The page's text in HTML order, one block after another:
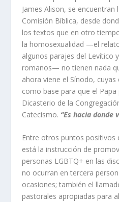
James Alison, se
Comisión Bíblica, desde
los textos que en otro
la homosexualidad —el
algunos parajes del Levítico
romanos— no tienen nada
ahora viene el Sínodo,
como base para que el
Dicasterio de la
Catecismo. “Es hacia donde
Entre otros puntos positivos
está la instrucción de
personas LGBTQ+ en las
no ocurran en tercera
ocasiones; también el
pastorales apropiadas para